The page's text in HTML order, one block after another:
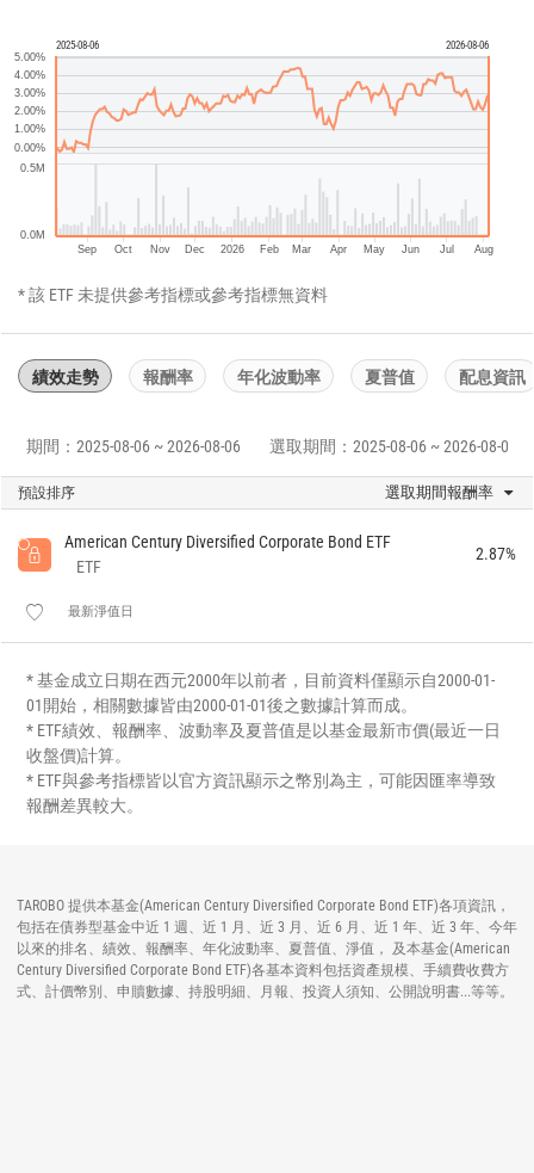
2025-08-06 2026-08-06
Sep Oct Nov Dec 2026 Feb Mar Apr May Jun Jul Aug
0.0M
0.5M
0.00%
1.00%
2.00%
3.00%
4.00%
5.00%
* 該 ETF 未提供參考指標或參考指標無資料
績效走勢 報酬率 年化波動率 夏普值 配息資訊
期間：2025-08-06 ~ 2026-08-06 選取期間：2025-08-06 ~ 2026-08-06
預設排序 選取期間報酬率
American Century Diversified Corporate Bond ETF
ETF
2.87%
最新淨值日
* 基金成立日期在西元2000年以前者，目前資料僅顯示自2000-01-
01開始，相關數據皆由2000-01-01後之數據計算而成。
* ETF績效、報酬率、波動率及夏普值是以基金最新市價(最近一日
收盤價)計算。
* ETF與參考指標皆以官方資訊顯示之幣別為主，可能因匯率導致
報酬差異較大。
TAROBO 提供本基金(American Century Diversified Corporate Bond ETF)各項資訊，
包括在債券型基金中近 1 週、近 1 月、近 3 月、近 6 月、近 1 年、近 3 年、今年
以來的排名、績效、報酬率、年化波動率、夏普值、淨值， 及本基金(American
Century Diversified Corporate Bond ETF)各基本資料包括資產規模、手續費收費方
式、計價幣別、申贖數據、持股明細、月報、投資人須知、公開說明書...等等。